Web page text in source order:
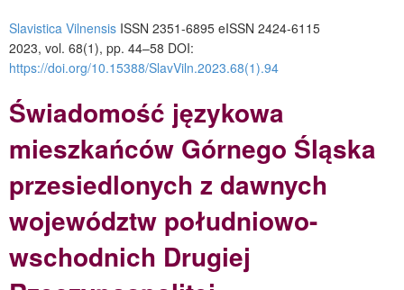
Slavistica Vilnensis ISSN 2351-6895 eISSN 2424-6115
2023, vol. 68(1), pp. 44–58 DOI:
https://doi.org/10.15388/SlavViln.2023.68(1).94
Świadomość językowa
mieszkańców Górnego Śląska
przesiedlonych z dawnych
województw południowo-
wschodnich Drugiej